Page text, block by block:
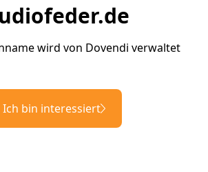
wird von Dovendi verwaltet
Ich bin interessiert